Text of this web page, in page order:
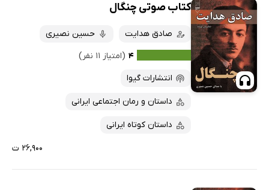
کتاب صوتی چنگال
صادق هدایت
حسین نصیری
۴ (امتیاز ۱۱ نفر)
انتشارات گیوا
داستان و رمان اجتماعی ایرانی
داستان کوتاه ایرانی
۲۶,۹۰۰ ت